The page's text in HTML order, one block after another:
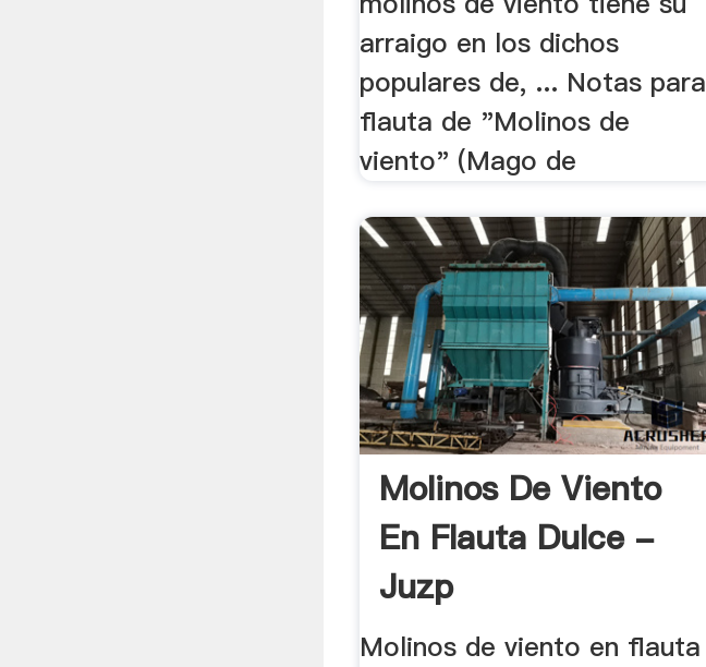
arraigo en los dichos
populares de, ... Notas para
flauta de "Molinos de
viento" (Mago de
Molinos De Viento
En Flauta Dulce -
Juzp
Molinos de viento en flauta